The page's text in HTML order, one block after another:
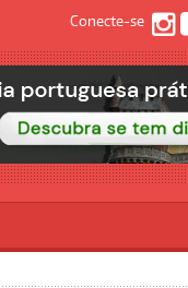
Conecte-se